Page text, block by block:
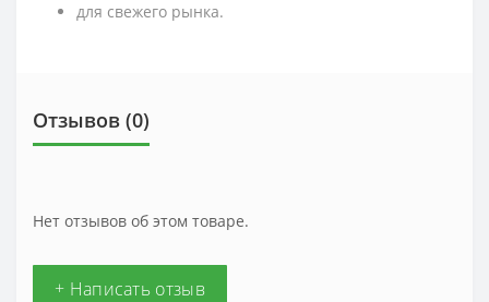
для свежего рынка.
Отзывов (0)
Нет отзывов об этом товаре.
+ Написать отзыв